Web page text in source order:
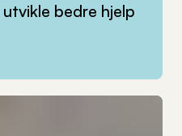
utvikle bedre hjelp